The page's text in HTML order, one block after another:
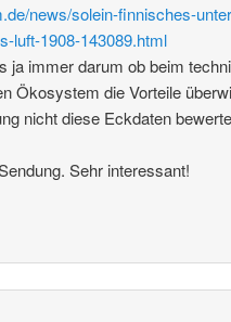
news/solein-finnisches-
luft-1908-143089.html
ja immer darum ob beim
Ökosystem die Vorteile
nicht diese Eckdaten
Sehr interessant!